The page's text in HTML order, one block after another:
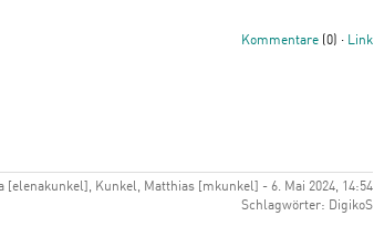
Kommentare (0) · Link
[elenakunkel], Kunkel, Matthias [mkunkel] - 6. Mai 2024, 14:54
Schlagwörter: DigikoS